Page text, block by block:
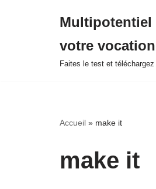
Multipotentiel
votre vocation
Faites le test et
Accueil » make it
make it